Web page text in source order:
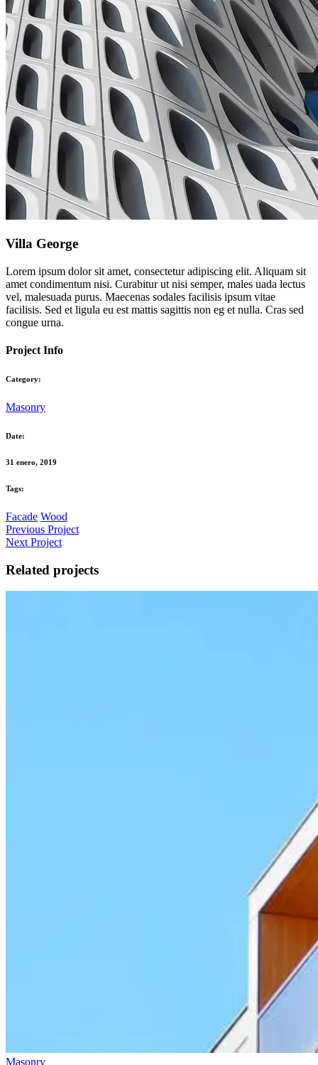
Villa George
Lorem ipsum dolor sit amet, consectetur adipiscing elit. Aliquam sit
amet condimentum nisi. Curabitur ut nisi semper, males uada lectus
vel, malesuada purus. Maecenas sodales facilisis ipsum vitae
facilisis. Sed et ligula eu est mattis sagittis non eg et nulla. Cras sed
congue urna.
Project Info
Category:
Masonry
Date:
31 enero, 2019
Tags:
Facade Wood
Previous Project
Next Project
Related projects
Masonry